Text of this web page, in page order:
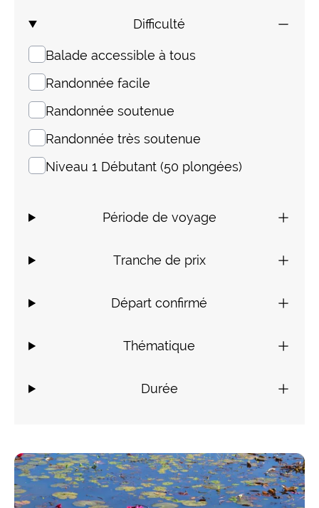
Difficulté
Balade accessible à tous
Randonnée facile
Randonnée soutenue
Randonnée très soutenue
Niveau 1 Débutant (50 plongées)
Période de voyage
Tranche de prix
Départ confirmé
Thématique
Durée